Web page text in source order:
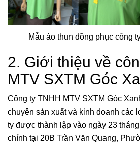
Mẫu áo thun đồng phục công
2. Giới thiệu về
MTV SXTM Góc
Công ty TNHH MTV SXTM Góc
chuyên sản xuất và kinh doanh các
ty được thành lập vào ngày 23
chính tại 20B Trần Văn Quang,